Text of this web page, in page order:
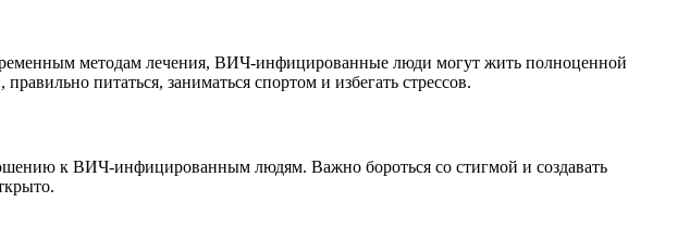
методам лечения, ВИЧ-инфицированные люди могут жить полноценной
питаться, заниматься спортом и избегать стрессов.
к ВИЧ-инфицированным людям. Важно бороться со стигмой и создавать